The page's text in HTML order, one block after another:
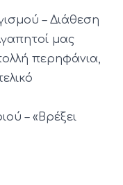
– Διάθεση
μας
περηφάνια,
– «Βρέξει